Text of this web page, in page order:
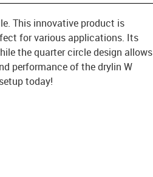
This innovative product is
for various applications. Its
the quarter circle design allows
performance of the drylin W
today!